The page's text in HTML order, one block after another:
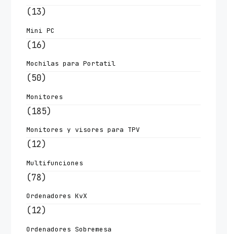
(13)
Mini PC
(16)
Mochilas para Portatil
(50)
Monitores
(185)
Monitores y visores para TPV
(12)
Multifunciones
(78)
Ordenadores KvX
(12)
Ordenadores Sobremesa